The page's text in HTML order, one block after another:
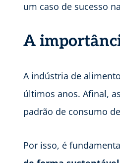
um caso de sucesso
A
A indústria de
últimos anos. Afinal,
padrão de consumo
Por isso, é